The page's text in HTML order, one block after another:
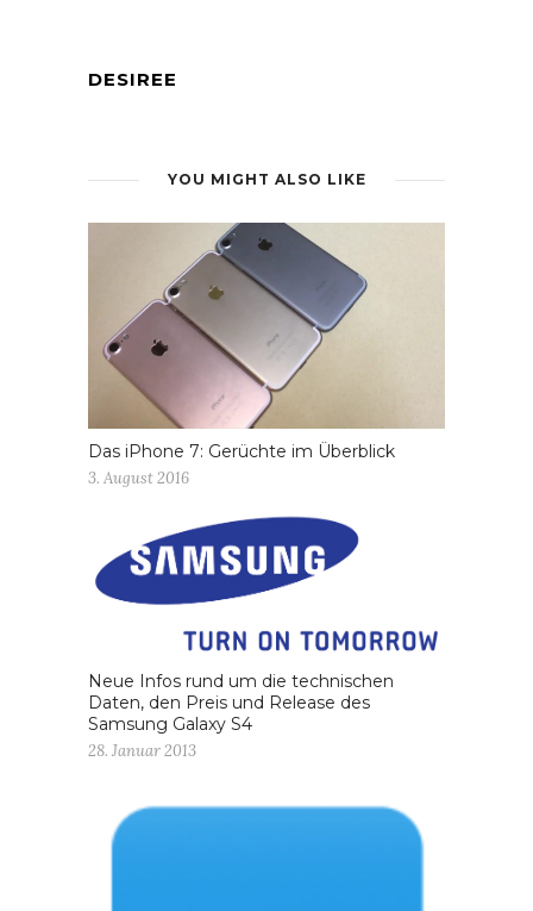
DESIREE
YOU MIGHT ALSO LIKE
Das iPhone 7: Gerüchte im Überblick
3. August 2016
Neue Infos rund um die technischen
Daten, den Preis und Release des
Samsung Galaxy S4
28. Januar 2013